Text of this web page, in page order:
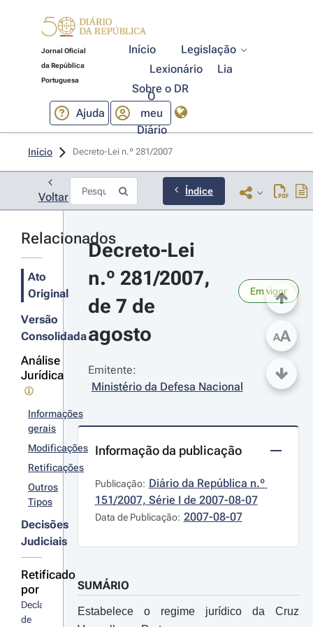
Jornal Oficial
da República
Portuguesa
Início
Legislação
Lexionário
Lia
Sobre o DR
Ajuda
O
meu
Diário
Início Decreto-Lei n.º 281/2007
Voltar Índice
Relacionados
Ato
Original
Versão
Consolidada
Análise
Jurídica
Informações
gerais
Modificações
Retificações
Outros
Tipos
Decisões
Judiciais
Retificado
por
Declaração
de
Decreto-Lei
n.º 281/2007,
de 7 de
agosto
Em vigor
Emitente:
Ministério da Defesa Nacional
Informação da publicação
Publicação: Diário da República n.º
151/2007, Série I de 2007-08-07
Data de Publicação: 2007-08-07
SUMÁRIO
Estabelece o regime jurídico da Cruz
AA